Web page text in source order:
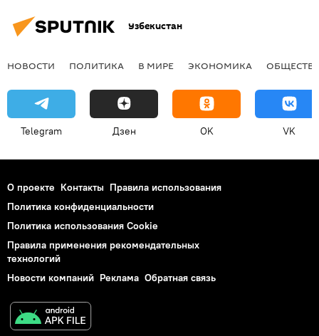
Узбекистан
НОВОСТИ ПОЛИТИКА В МИРЕ ЭКОНОМИКА
Telegram Дзен OK VK
О проекте Контакты Правила использования
Политика конфиденциальности
Политика использования Cookie
Правила применения рекомендательных
технологий
Новости компаний Реклама Обратная связь